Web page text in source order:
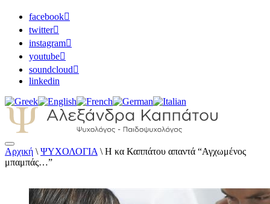
facebook
twitter
instagram
youtube
soundcloud
linkedin
Αλεξάνδρα Καππάτου Ψυχολόγος –
Παιδοψυχολόγος
Αρχική \ ΨΥΧΟΛΟΓΙΑ \ Η κα Καππάτου απαντά “Αγχωμένος
μπαμπάς…”